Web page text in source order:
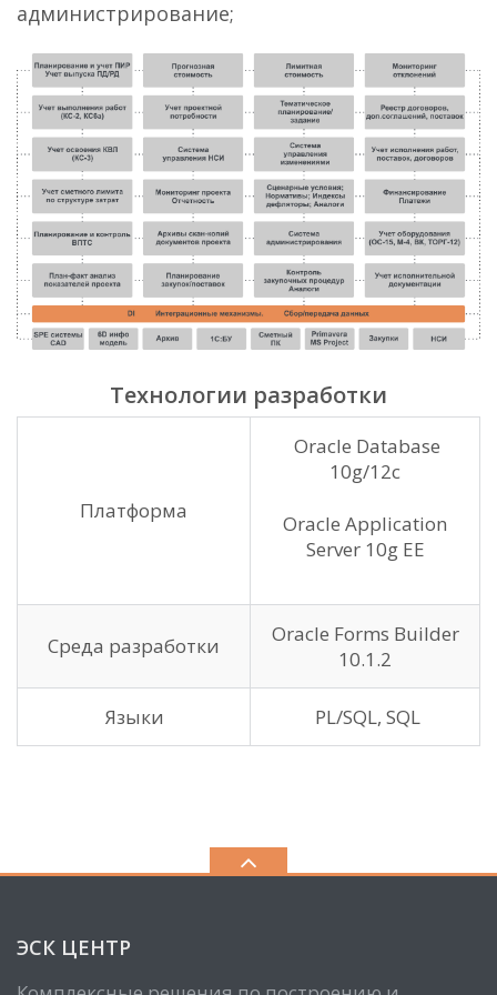
администрирование;
Технологии разработки
Платформа
Oracle Database
10g/12c
Oracle Application
Server 10g EE
Среда разработки
Oracle Forms Builder
10.1.2
Языки PL/SQL, SQL
ЭСК ЦЕНТР